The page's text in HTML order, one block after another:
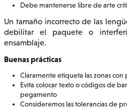
Debe mantenerse libre de arte
Un tamaño incorrecto de las
debilitar el paquete o
ensamblaje.
Buenas prácticas
Claramente etiqueta las zonas
Evita colocar texto o códigos de
pegamento
Consideremos las tolerancias de